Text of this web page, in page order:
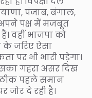
पंजाब, बंगाल,
पक्ष में मजबूत
वहीं भाजपा को
के जरिए ऐसा
पर भी भारी पड़ेगा।
गहरा असर दिख
पहले समान
दे रही है।